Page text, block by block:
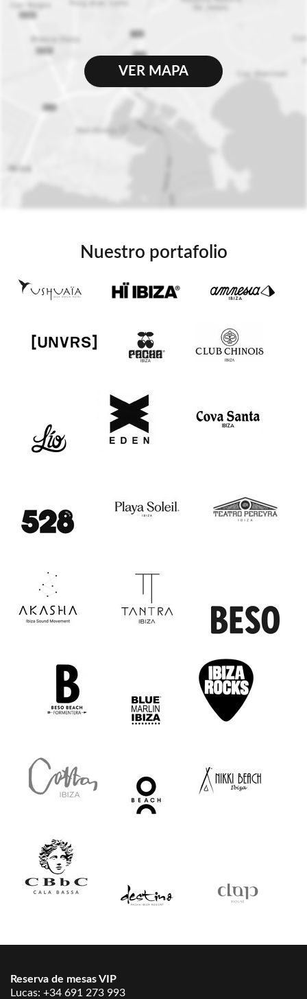
VER MAPA
Nuestro portafolio
Reserva de mesas VIP
Lucas: +34 691 273 993